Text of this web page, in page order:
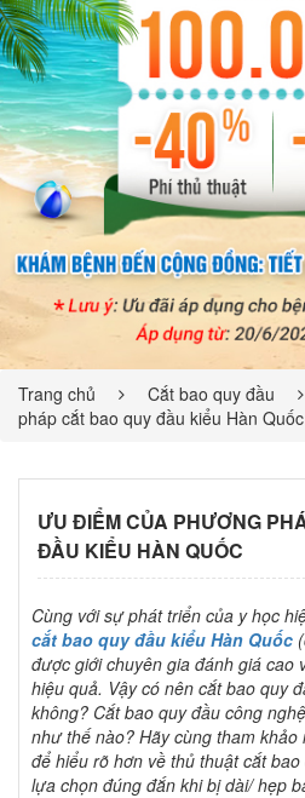
Trang chủ Cắt bao quy đầu
pháp cắt bao quy đầu kiểu Hàn Quốc
ƯU ĐIỂM CỦA PHƯƠNG
ĐẦU KIỂU HÀN QUỐC
Cùng với sự phát triển của y học
cắt bao quy đầu kiểu Hàn Quốc
được giới chuyên gia đánh giá cao
hiệu quả. Vậy có nên cắt bao quy
không? Cắt bao quy đầu công
như thế nào? Hãy cùng tham
để hiểu rõ hơn về thủ thuật cắt
lựa chọn đúng đắn khi bị dài/ hẹp